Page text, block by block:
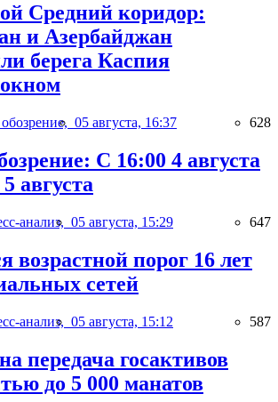
Средний коридор:
и Азербайджан
берега Каспия
05 августа, 16:37 628
С 16:00 4 августа
августа
анализ, 05 августа, 15:29 647
возрастной порог 16 лет
сетей
анализ, 05 августа, 15:12 587
передача госактивов
до 5 000 манатов